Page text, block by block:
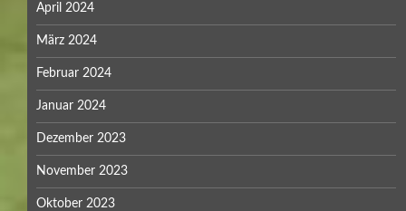
April 2024
März 2024
Februar 2024
Januar 2024
Dezember 2023
November 2023
Oktober 2023